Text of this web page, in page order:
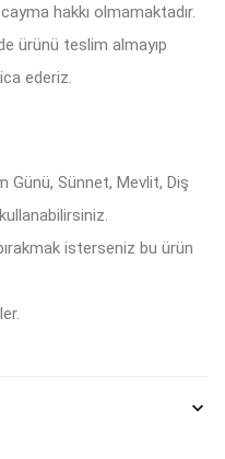
hakkı olmamaktadır.
ürünü teslim almayıp
ederiz.
Günü, Sünnet, Mevlit, Diş
isterseniz bu ürün